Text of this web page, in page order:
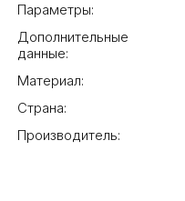
Параметры:
Дополнительные
данные:
Материал:
Страна:
Производитель: